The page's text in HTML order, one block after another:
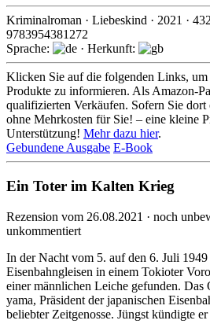
Kriminalroman · Liebeskind · 2021 · 432
9783954381272
Sprache:
· Herkunft:
Klicken Sie auf die folgenden Links,
Produkte zu informieren. Als Amazon-
qualifizierten Verkäufen. Sofern Sie
ohne Mehrkosten für Sie! – eine kleine
Unterstützung! Mehr dazu hier.
Gebundene Ausgabe E-Book
Ein Toter im Kalten Krieg
Rezension vom 26.08.2021 · noch
unkommentiert
In der Nacht vom 5. auf den 6. Juli
Eisenbahn­gleisen in einem Tokioter
einer männ­lichen Leiche gefunden.
yama, Präsident der japani­schen
beliebter Zeitge­nosse. Jüngst kündigte